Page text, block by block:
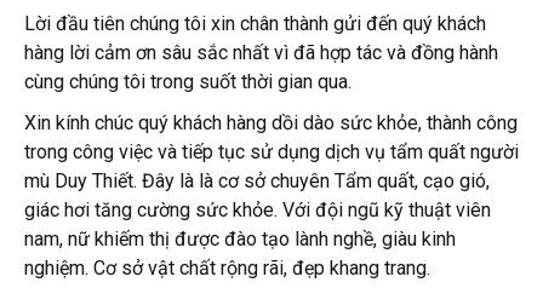
Lời đầu tiên chúng tôi xin chân thành gửi đến quý khách
hàng lời cảm ơn sâu sắc nhất vì đã hợp tác và đồng hành
cùng chúng tôi trong suốt thời gian qua.
Xin kính chúc quý khách hàng dồi dào sức khỏe, thành công
trong công việc và tiếp tục sử dụng dịch vụ tẩm quất người
mù Duy Thiết. Đây là là cơ sở chuyên Tẩm quất, cạo gió,
giác hơi tăng cường sức khỏe. Với đội ngũ kỹ thuật viên
nam, nữ khiếm thị được đào tạo lành nghề, giàu kinh
nghiệm. Cơ sở vật chất rộng rãi, đẹp khang trang.